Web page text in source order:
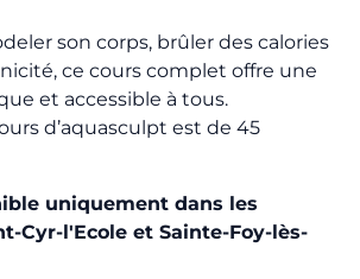
son corps, brûler des calories
ce cours complet offre une
et accessible à tous.
d’aquasculpt est de 45
uniquement dans les
Cyr-l'Ecole et Sainte-Foy-lès-